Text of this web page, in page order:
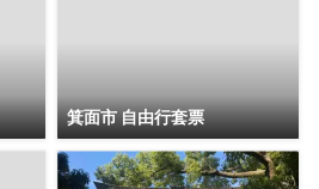
箕面市 自由行套票